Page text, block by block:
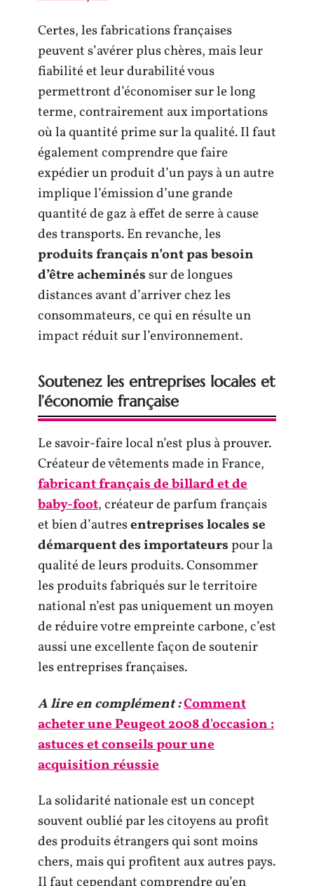
Certes, les fabrications françaises
peuvent s’avérer plus chères, mais leur
fiabilité et leur durabilité vous
permettront d’économiser sur le long
terme, contrairement aux importations
où la quantité prime sur la qualité. Il faut
également comprendre que faire
expédier un produit d’un pays à un autre
implique l’émission d’une grande
quantité de gaz à effet de serre à cause
des transports. En revanche, les
produits français n’ont pas besoin
d’être acheminéssur de longues
distances avant d’arriver chez les
consommateurs, ce qui en résulte un
impact réduit sur l’environnement.
Soutenez les entreprises locales et
l’économie française
Le savoir-faire local n’est plus à prouver.
Créateur de vêtements made in France,
fabricant français de billard et de
baby-foot, créateur de parfum français
et bien d’autresentreprises locales se
démarquent des importateurspour la
qualité de leurs produits. Consommer
les produits fabriqués sur le territoire
national n’est pas uniquement un moyen
de réduire votre empreinte carbone, c’est
aussi une excellente façon de soutenir
les entreprises françaises.
A lire en complément :Comment
acheter une Peugeot 2008 d'occasion :
astuces et conseils pour une
acquisition réussie
La solidarité nationale est un concept
souvent oublié par les citoyens au profit
des produits étrangers qui sont moins
chers, mais qui profitent aux autres pays.